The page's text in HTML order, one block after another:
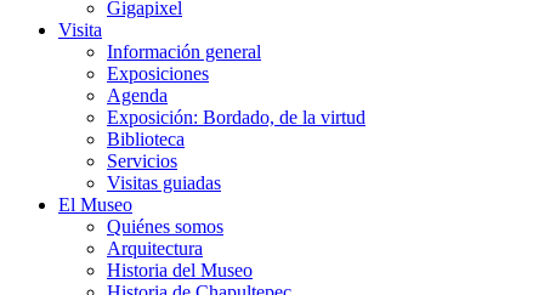
Gigapixel
Visita
Información general
Exposiciones
Agenda
Exposición: Bordado, de la virtud
Biblioteca
Servicios
Visitas guiadas
El Museo
Quiénes somos
Arquitectura
Historia del Museo